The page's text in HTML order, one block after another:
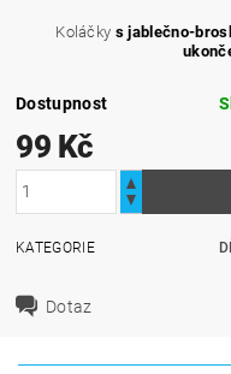
Koláčky s jablečno-
Dostupnost
99 Kč
KATEGORIE
Dotaz